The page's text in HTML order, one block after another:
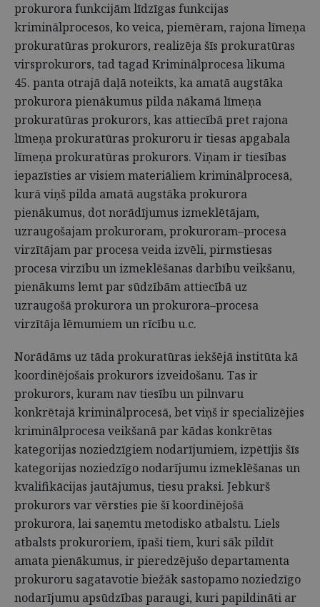
prokurora funkcijām līdzīgas funkcijas
kriminālprocesos, ko veica, piemēram, rajona līmeņa
prokuratūras prokurors, realizēja šīs prokuratūras
virsprokurors, tad tagad Kriminālprocesa likuma
45. panta otrajā daļā noteikts, ka amatā augstāka
prokurora pienākumus pilda nākamā līmeņa
prokuratūras prokurors, kas attiecībā pret rajona
līmeņa prokuratūras prokuroru ir tiesas apgabala
līmeņa prokuratūras prokurors. Viņam ir tiesības
iepazīsties ar visiem materiāliem kriminālprocesā,
kurā viņš pilda amatā augstāka prokurora
pienākumus, dot norādījumus izmeklētājam,
uzraugošajam prokuroram, prokuroram–procesa
virzītājam par procesa veida izvēli, pirmstiesas
procesa virzību un izmeklēšanas darbību veikšanu,
pienākums lemt par sūdzībām attiecībā uz
uzraugošā prokurora un prokurora–procesa
virzītāja lēmumiem un rīcību u.c.
Norādāms uz tāda prokuratūras iekšējā institūta kā
koordinējošais prokurors izveidošanu. Tas ir
prokurors, kuram nav tiesību un pilnvaru
konkrētajā kriminālprocesā, bet viņš ir specializējies
kriminālprocesa veikšanā par kādas konkrētas
kategorijas noziedzīgiem nodarījumiem, izpētījis šīs
kategorijas noziedzīgo nodarījumu izmeklēšanas un
kvalifikācijas jautājumus, tiesu praksi. Jebkurš
prokurors var vērsties pie šī koordinējošā
prokurora, lai saņemtu metodisko atbalstu. Liels
atbalsts prokuroriem, īpaši tiem, kuri sāk pildīt
amata pienākumus, ir pieredzējušo departamenta
prokuroru sagatavotie biežāk sastopamo noziedzīgo
nodarījumu apsūdzības paraugi, kuri papildināti ar